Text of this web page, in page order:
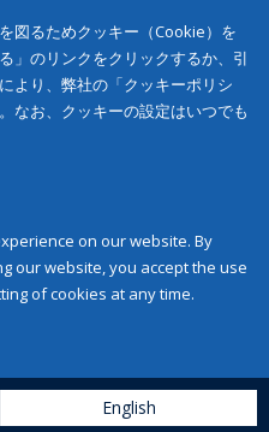
図るためクッキー（Cookie）を
」のリンクをクリックするか、引
より、弊社の「クッキーポリシ
なお、クッキーの設定はいつでも
on our website. By
our website, you accept the use
of cookies at any time.
English